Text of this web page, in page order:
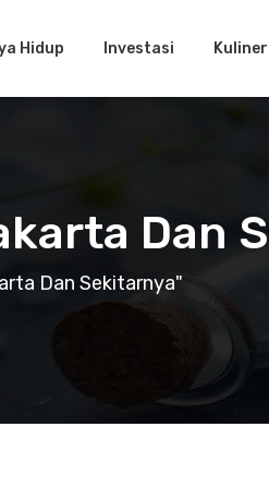
Hidup Investasi Kuliner
Dan
Dan Sekitarnya"